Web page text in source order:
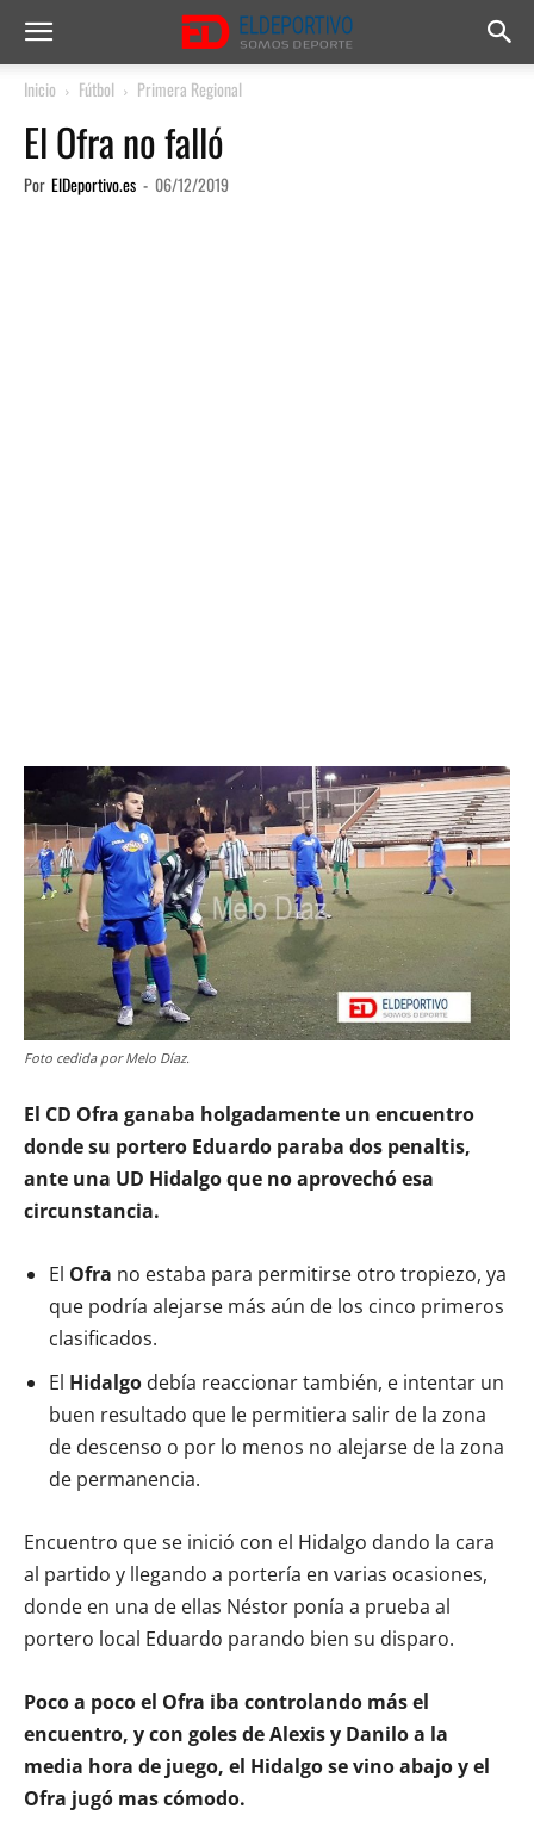
Inicio Fútbol Primera Regional
El Ofra no falló
Por ElDeportivo.es - 06/12/2019
Foto cedida por Melo Díaz.
El CD Ofra ganaba holgadamente un encuentro
donde su portero Eduardo paraba dos penaltis,
ante una UD Hidalgo que no aprovechó esa
circunstancia.
El Ofra no estaba para permitirse otro tropiezo, ya
que podría alejarse más aún de los cinco primeros
clasificados.
El Hidalgo debía reaccionar también, e intentar un
buen resultado que le permitiera salir de la zona
de descenso o por lo menos no alejarse de la zona
de permanencia.
Encuentro que se inició con el Hidalgo dando la cara
al partido y llegando a portería en varias ocasiones,
donde en una de ellas Néstor ponía a prueba al
portero local Eduardo parando bien su disparo.
Poco a poco el Ofra iba controlando más el
encuentro, y con goles de Alexis y Danilo a la
media hora de juego, el Hidalgo se vino abajo y el
Ofra jugó mas cómodo.